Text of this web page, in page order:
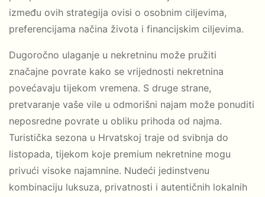
između ovih strategija ovisi o osobnim ciljevima,
preferencijama načina života i financijskim ciljevima.
Dugoročno ulaganje u nekretninu može pružiti
značajne povrate kako se vrijednosti nekretnina
povećavaju tijekom vremena. S druge strane,
pretvaranje vaše vile u odmorišni najam može ponuditi
neposredne povrate u obliku prihoda od najma.
Turistička sezona u Hrvatskoj traje od svibnja do
listopada, tijekom koje premium nekretnine mogu
privući visoke najamnine. Nudeći jedinstvenu
kombinaciju luksuza, privatnosti i autentičnih lokalnih